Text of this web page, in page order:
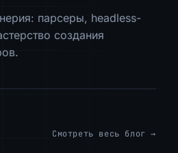
парсеры, headless-
создания
Смотреть весь блог →